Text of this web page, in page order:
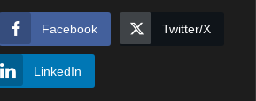
Facebook Twitter/X
LinkedIn